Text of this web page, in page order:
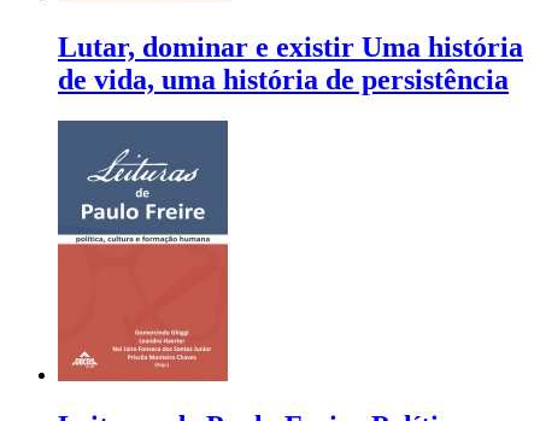
Lutar, dominar e existir Uma história
de vida, uma história de persistência